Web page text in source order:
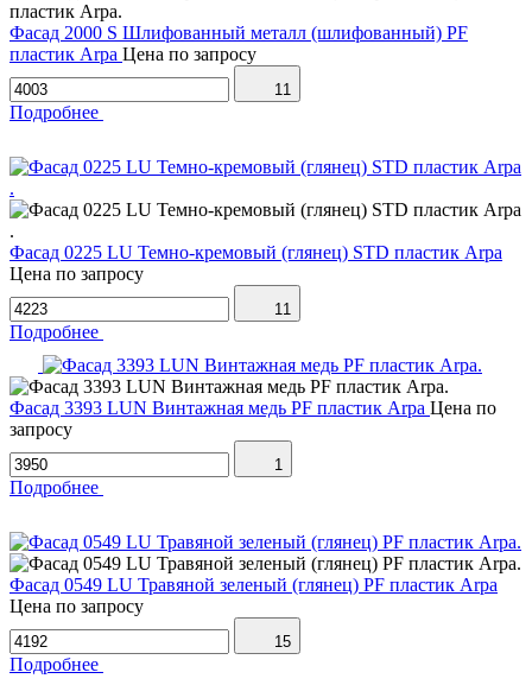
Фасад 2000 S Шлифованный металл (шлифованный) PF
пластик Arpa Цена по запросу
11
Подробнее
Фасад 0225 LU Темно-кремовый (глянец) STD пластик Arpa
Цена по запросу
11
Подробнее
Фасад 3393 LUN Винтажная медь PF пластик Arpa Цена по
запросу
1
Подробнее
Фасад 0549 LU Травяной зеленый (глянец) PF пластик Arpa
Цена по запросу
15
Подробнее